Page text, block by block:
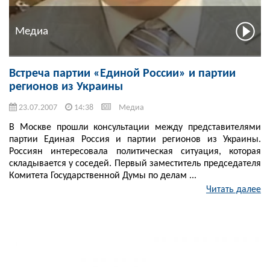
Медиа
Встреча партии «Единой России» и партии
регионов из Украины
23.07.2007 14:38 Медиа
В Москве прошли консультации между представителями
партии Единая Россия и партии регионов из Украины.
Россиян интересовала политическая ситуация, которая
складывается у соседей. Первый заместитель председателя
Комитета Государственной Думы по делам ...
Читать далее